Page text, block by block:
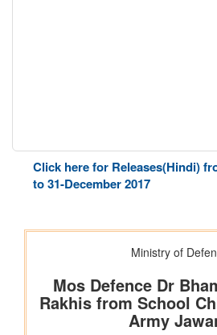
Click here for Releases(Hindi)
to 31-December 2017